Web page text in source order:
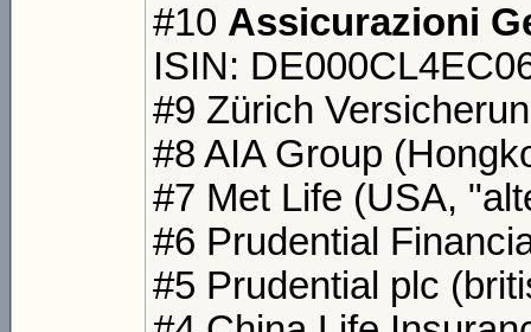
#10 Assicurazioni
ISIN:
#9 Zürich
#8 AIA Group
#7 Met Life (USA,
#6 Prudential
#5 Prudential plc